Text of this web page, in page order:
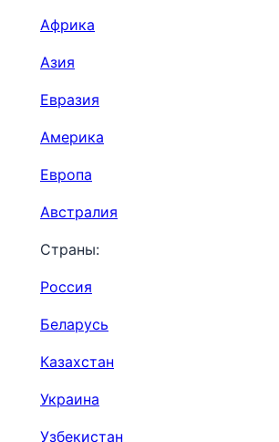
Африка
Азия
Евразия
Америка
Европа
Австралия
Страны:
Россия
Беларусь
Казахстан
Украина
Узбекистан